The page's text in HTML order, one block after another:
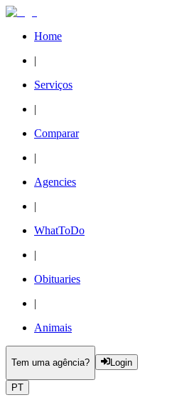
Home
|
Serviços
|
Comparar
|
Agencies
|
WhatToDo
|
Obituaries
|
Animais
Tem uma agência? Login
PT